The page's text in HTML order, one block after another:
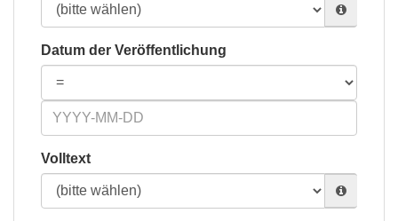
Datum der Veröffentlichung
Volltext